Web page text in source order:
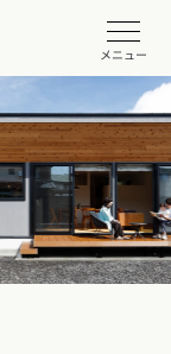
メニュー